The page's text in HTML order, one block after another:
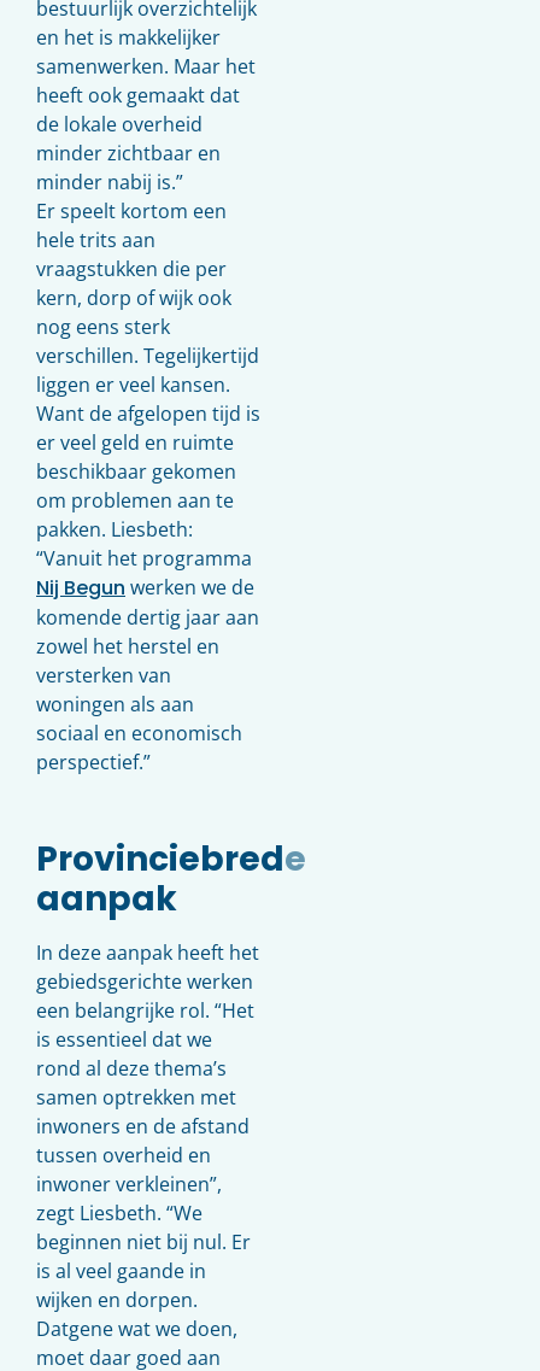
bestuurlijk overzichtelijk
en het is makkelijker
samenwerken. Maar het
heeft ook gemaakt dat
de lokale overheid
minder zichtbaar en
minder nabij is.”
Er speelt kortom een
hele trits aan
vraagstukken die per
kern, dorp of wijk ook
nog eens sterk
verschillen. Tegelijkertijd
liggen er veel kansen.
Want de afgelopen tijd is
er veel geld en ruimte
beschikbaar gekomen
om problemen aan te
pakken. Liesbeth:
“Vanuit het programma
Nij Begun werken we de
komende dertig jaar aan
zowel het herstel en
versterken van
woningen als aan
sociaal en economisch
perspectief.”
Provinciebrede
aanpak
In deze aanpak heeft het
gebiedsgerichte werken
een belangrijke rol. “Het
is essentieel dat we
rond al deze thema’s
samen optrekken met
inwoners en de afstand
tussen overheid en
inwoner verkleinen”,
zegt Liesbeth. “We
beginnen niet bij nul. Er
is al veel gaande in
wijken en dorpen.
Datgene wat we doen,
moet daar goed aan